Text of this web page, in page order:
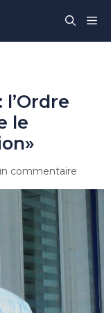
le
commentaire